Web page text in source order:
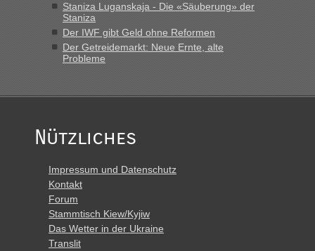
Staniza Luganskaja - Die «Säuberung» der
Staniza
Der IWF gibt Geld ohne Reformen
Der Getreidemarkt: Neue Ernte, alte
Probleme
Nützliches
Impressum und Datenschutz
Kontakt
Forum
Stammtisch Kiew/Kyjiw
Das Wetter in der Ukraine
Translit